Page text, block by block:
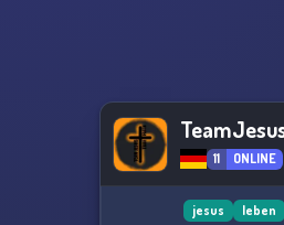
11 ONLINE
jesus leben